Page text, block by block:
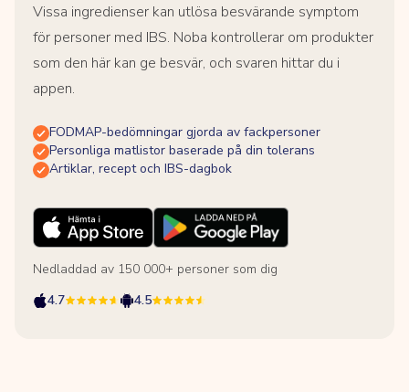
Vissa ingredienser kan utlösa besvärande symptom
för personer med IBS. Noba kontrollerar om produkter
som den här kan ge besvär, och svaren hittar du i
appen.
FODMAP-bedömningar gjorda av fackpersoner
Personliga matlistor baserade på din tolerans
Artiklar, recept och IBS-dagbok
Nedladdad av 150 000+ personer som dig
4.7
4.5